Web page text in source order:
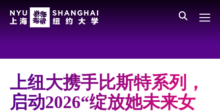
All NYU
学校领导
师资队伍
上纽大携手比斯特系列，
启动2026“绽放她未来女